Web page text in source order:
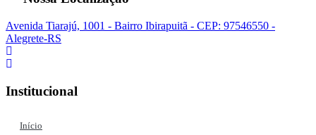
Avenida Tiarajú, 1001 - Bairro Ibirapuitã - CEP: 97546550 -
Alegrete-RS
Institucional
Início